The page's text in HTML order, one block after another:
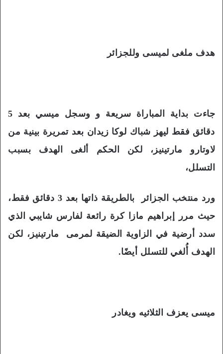
هدف ملغى لميسى وللجزائر
جاءت بداية المباراة سريعة و وسجل ميسي بعد 5
دقائق فقط ليهز شباك لوكا زيدان بعد تمريرة بينية من
لاوتارو مارتينيز، لكن الحكم ألغى الهدف بسبب
التسلل،
ورد منتخب الجزائر بالطريقة ذاتها بعد 3 دقائق فقط،
حيث مرر إبراهيم مازا كرة رائعة لفارس شايبي الذي
سدد أرضية في الزاوية الضيقة لمرمى مارتينيز، لكن
الهدف أُلغي للتسلل أيضًا.
ميسى يعزف الثلاثيه ويغادر